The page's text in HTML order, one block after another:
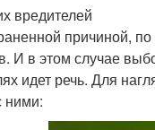
вредителей
причиной,
И в этом случае
идет речь. Для
ними: